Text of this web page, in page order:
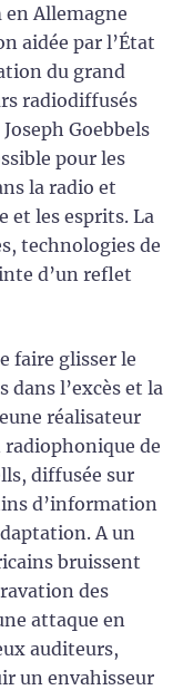
en Allemagne
aidée par l’État
du grand
radiodiffusés
Goebbels
pour les
la radio et
et les esprits. La
technologies de
d’un reflet
faire glisser le
l’excès et la
réalisateur
radiophonique de
diffusée sur
d’information
A un
bruissent
des
attaque en
auditeurs,
un envahisseur